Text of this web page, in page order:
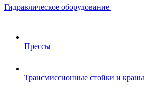
Гидравлическое оборудование
Прессы
Трансмиссионные стойки и краны